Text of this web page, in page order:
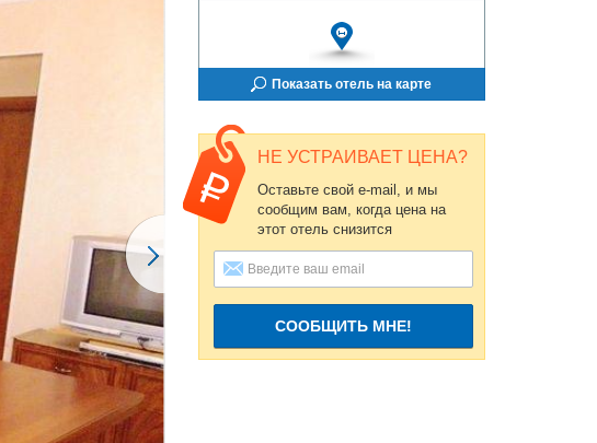
Показать отель на карте
НЕ УСТРАИВАЕТ ЦЕНА?
Оставьте свой e-mail, и мы
сообщим вам, когда цена на
этот отель снизится
СООБЩИТЬ МНЕ!